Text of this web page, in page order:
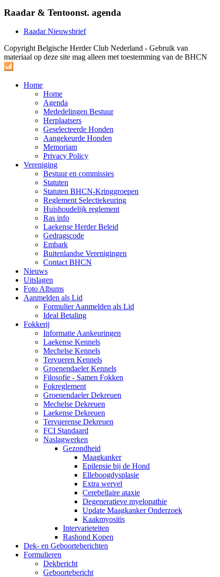
Raadar & Tentoonst. agenda
Raadar Nieuwsbrief
Copyright Belgische Herder Club Nederland - Gebruik van
materiaal op deze site mag alleen met toestemming van de BHCN
Home
Home
Agenda
Mededelingen Bestuur
Herplaatsers
Geselecteerde Honden
Aangekeurde Honden
Memoriam
Privacy Policy
Vereniging
Bestuur en commissies
Statuten
Statuten BHCN-Kringgroepen
Reglement Selectiekeuring
Huishoudelijk reglement
Ras info
Laekense Herder Beleid
Gedragscode
Embark
Buitenlandse Verenigingen
Contact BHCN
Nieuws
Uitslagen
Foto Albums
Aanmelden als Lid
Formulier Aanmelden als Lid
Ideal Betaling
Fokkerij
Informatie Aankeuringen
Laekense Kennels
Mechelse Kennels
Tervueren Kennels
Groenendaeler Kennels
Filosofie - Samen Fokken
Fokreglement
Groenendaeler Dekreuen
Mechelse Dekreuen
Laekense Dekreuen
Tervuerense Dekreuen
FCI Standaard
Naslagwerken
Gezondheid
Maagkanker
Epilepsie bij de Hond
Elleboogdysplasie
Extra wervel
Cerebellaire ataxie
Degeneratieve myelopathie
Update Maagkanker Onderzoek
Kaakmyositis
Intervarieteiten
Rashond Kopen
Dek- en Geboorteberichten
Formulieren
Dekbericht
Geboortebericht